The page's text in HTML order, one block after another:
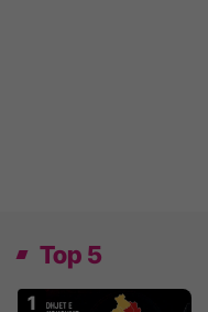
Top 5